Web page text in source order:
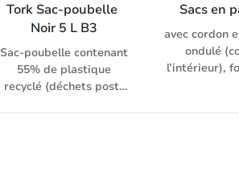
Tork Sac-poubelle
Noir 5 L B3
Sac-poubelle contenant
55% de plastique
recyclé (déchets post-
Sacs en
avec cordon en papier
ondulé
l’intérieur),
formats, en